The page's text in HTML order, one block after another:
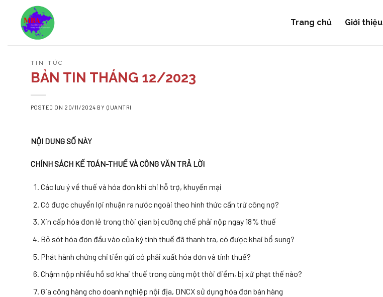
content
Trang chủ Giới thiệu
TIN TỨC
BẢN TIN THÁNG 12/2023
POSTED ON 20/11/2024 BY QUANTRI
NỘI DUNG SỐ NÀY
CHÍNH SÁCH KẾ TOÁN-THUẾ VÀ CÔNG VĂN TRẢ LỜI
Các lưu ý về thuế và hóa đơn khi chi hỗ trợ, khuyến mại
Có được chuyển lợi nhuận ra nước ngoài theo hình thức cấn trừ công nợ?
Xin cấp hóa đơn lẻ trong thời gian bị cưỡng chế phải nộp ngay 18% thuế
Bỏ sót hóa đơn đầu vào của kỳ tính thuế đã thanh tra, có được khai bổ sung?
Phát hành chứng chỉ tiền gửi có phải xuất hóa đơn và tính thuế?
Chậm nộp nhiều hồ sơ khai thuế trong cùng một thời điểm, bị xử phạt thế nào?
Gia công hàng cho doanh nghiệp nội địa, DNCX sử dụng hóa đơn bán hàng